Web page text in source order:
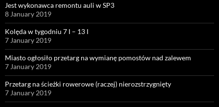
Jest wykonawca remontu auli w SP3
8 January 2019
Kolęda w tygodniu 7 I – 13 I
7 January 2019
Miasto ogłosiło przetarg na wymianę pomostów nad zalewem
7 January 2019
Przetarg na ścieżki rowerowe (raczej) nierozstrzygnięty
7 January 2019